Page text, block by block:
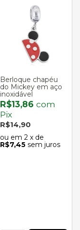
Berloque chapéu
do Mickey em aço
inoxidável
R$13,86com
Pix
R$14,90
2 x de
R$7,45 sem juros